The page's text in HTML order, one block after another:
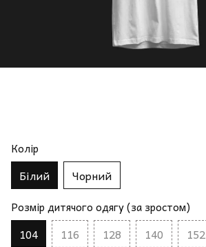
Колір
Білий Чорний
Розмір дитячого одягу (за зростом)
104 116 128 140 152